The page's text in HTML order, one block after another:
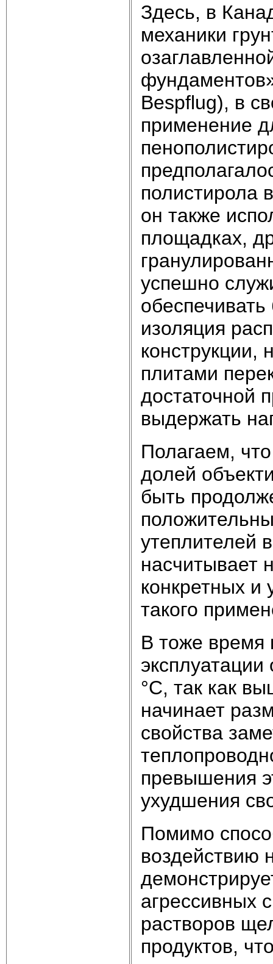
Здесь, в
механики
Bespflug), в
применение
полистирола
он также
площадках,
успешно
изоляция
плитами
достаточной
выдержать
Полагаем,
долей
быть
утеплителей
насчитывает
конкретных и
такого
В тоже время
°С, так как
начинает
свойства
превышения
ухудшения
Помимо
воздействию
агрессивных
растворов
продуктов,